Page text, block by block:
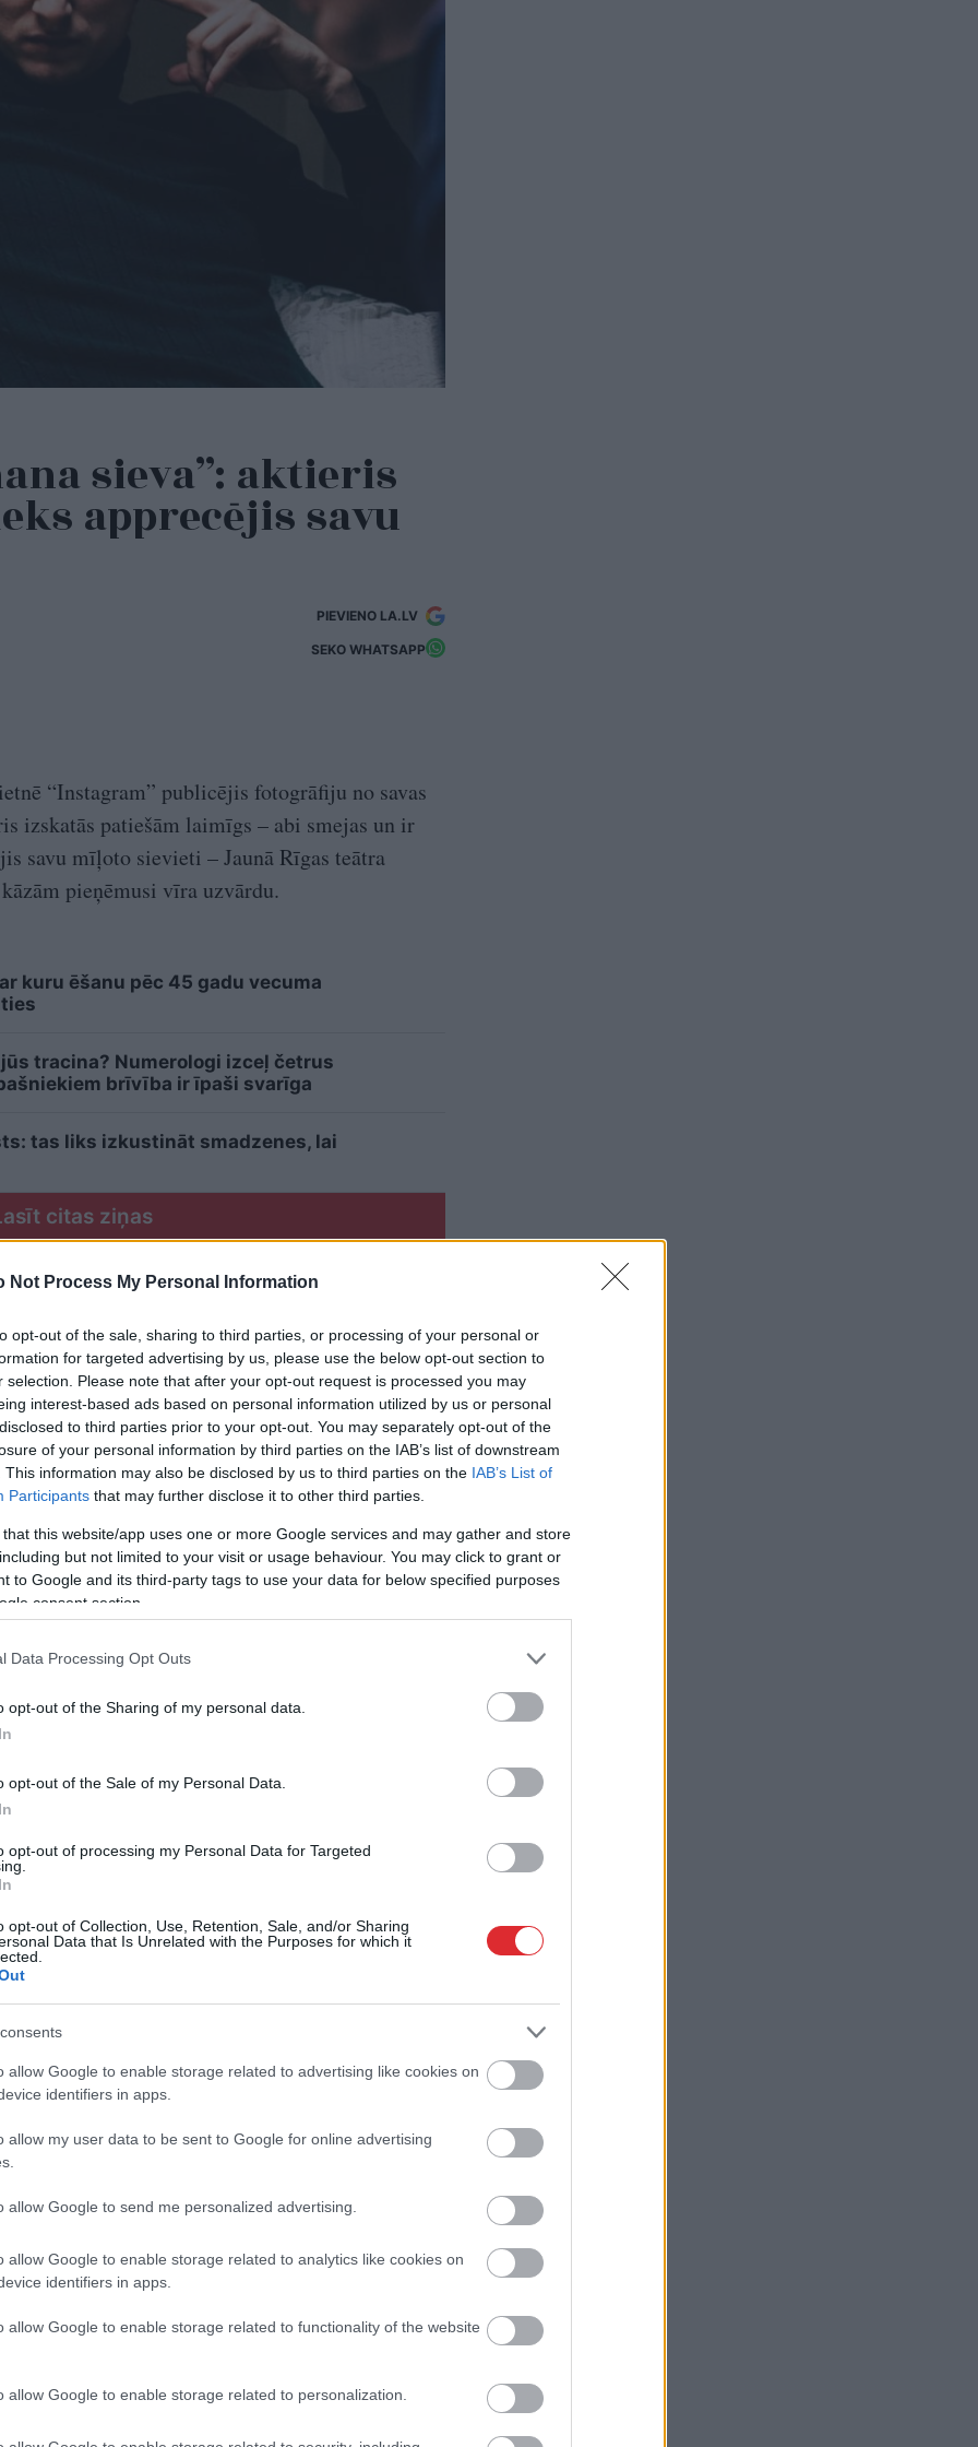
Not Process My Personal Information
opt-out of the sale, sharing to third parties, or processing of your personal or
for targeted advertising by us, please use the below opt-out section to
selection. Please note that after your opt-out request is processed you may
interest-based ads based on personal information utilized by us or personal
to third parties prior to your opt-out. You may separately opt-out of the
of your personal information by third parties on the IAB’s list of downstream
This information may also be disclosed by us to third parties on the IAB’s List of
Participants that may further disclose it to other third parties.
that this website/app uses one or more Google services and may gather and store
but not limited to your visit or usage behaviour. You may click to grant or
to Google and its third-party tags to use your data for below specified purposes
consent section.
Data Processing Opt Outs
opt-out of the Sharing of my personal data.
opt-out of the Sale of my Personal Data.
opt-out of processing my Personal Data for Targeted
opt-out of Collection, Use, Retention, Sale, and/or Sharing
Data that Is Unrelated with the Purposes for which it
allow Google to enable storage related to advertising like cookies on
identifiers in apps.
allow my user data to be sent to Google for online advertising
allow Google to send me personalized advertising.
allow Google to enable storage related to analytics like cookies on
identifiers in apps.
allow Google to enable storage related to functionality of the website
allow Google to enable storage related to personalization.
sieva”: aktieris
apprecējis savu
PIEVIENO LA.LV
SEKO WHATSAPP
“Instagram” publicējis fotogrāfiju no savas
izskatās patiešām laimīgs – abi smejas un ir
savu mīļoto sievieti – Jaunā Rīgas teātra
pieņēmusi vīra uzvārdu.
kuru ēšanu pēc 45 gadu vecuma
tracina? Numerologi izceļ četrus
brīvība ir īpaši svarīga
tas liks izkustināt smadzenes, lai
citas ziņas
un mana sieva Lolita Kurpniece”.
(@niklavs_)